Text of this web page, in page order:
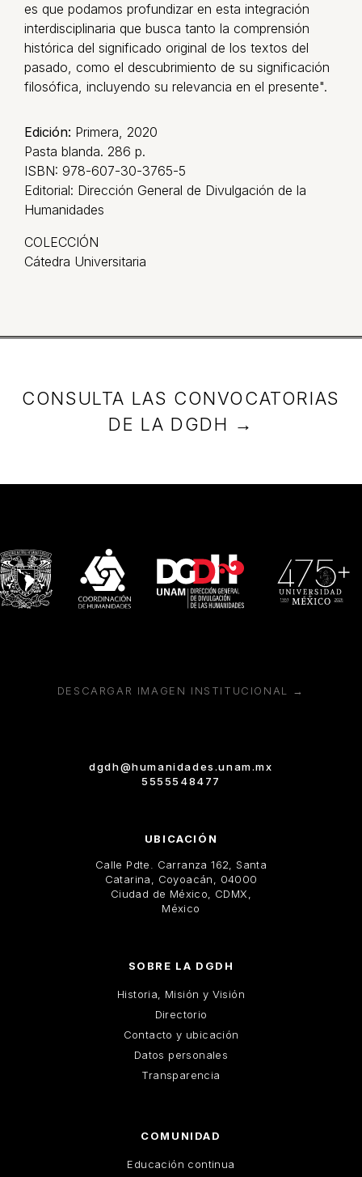
es que podamos profundizar en esta integración
interdisciplinaria que busca tanto la comprensión
histórica del significado original de los textos del
pasado, como el descubrimiento de su significación
filosófica, incluyendo su relevancia en el presente".
Edición: Primera, 2020
Pasta blanda. 286 p.
ISBN: 978-607-30-3765-5
Editorial: Dirección General de Divulgación de la
Humanidades
COLECCIÓN
Cátedra Universitaria
CONSULTA LAS CONVOCATORIAS
DE LA DGDH →
DESCARGAR IMAGEN INSTITUCIONAL →
dgdh@humanidades.unam.mx
5555548477
UBICACIÓN
Calle Pdte. Carranza 162, Santa
Catarina, Coyoacán, 04000
Ciudad de México, CDMX,
México
SOBRE LA DGDH
Historia, Misión y Visión
Directorio
Contacto y ubicación
Datos personales
Transparencia
COMUNIDAD
Educación continua